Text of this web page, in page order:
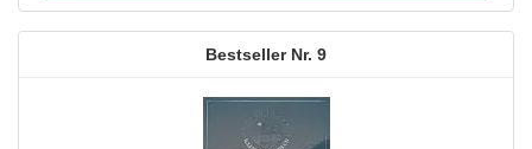
9